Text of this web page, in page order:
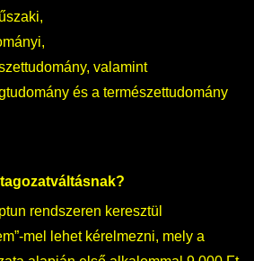
valamint
és a természettudomány
rendszeren keresztül
mel lehet kérelmezni, mely a